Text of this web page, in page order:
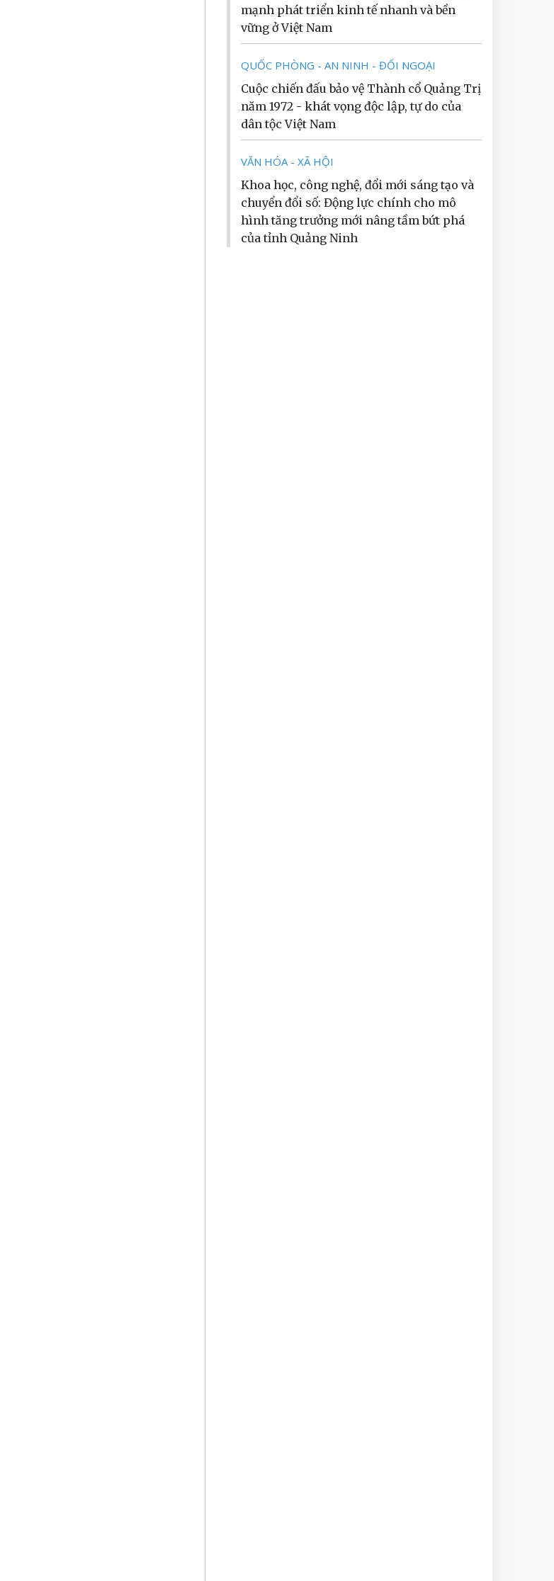
mạnh phát triển kinh tế nhanh và bền
vững ở Việt Nam
QUỐC PHÒNG - AN NINH - ĐỐI NGOẠI
Cuộc chiến đấu bảo vệ Thành cổ Quảng Trị
năm 1972 - khát vọng độc lập, tự do của
dân tộc Việt Nam
VĂN HÓA - XÃ HỘI
Khoa học, công nghệ, đổi mới sáng tạo và
chuyển đổi số: Động lực chính cho mô
hình tăng trưởng mới nâng tầm bứt phá
của tỉnh Quảng Ninh